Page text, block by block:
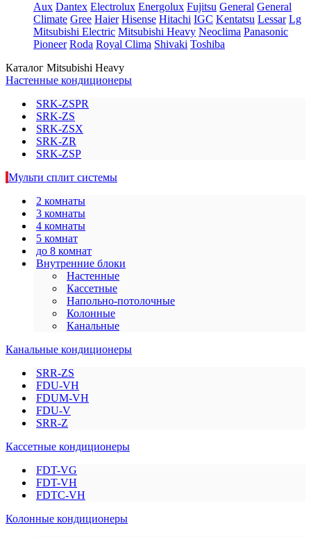
Aux Dantex Electrolux Energolux Fujitsu General General
Climate Gree Haier Hisense Hitachi IGC Kentatsu Lessar Lg
Mitsubishi Electric Mitsubishi Heavy Neoclima Panasonic
Pioneer Roda Royal Clima Shivaki Toshiba
Каталог Mitsubishi Heavy
Настенные кондиционеры
SRK-ZSPR
SRK-ZS
SRK-ZSX
SRK-ZR
SRK-ZSP
Мульти сплит системы
2 комнаты
3 комнаты
4 комнаты
5 комнат
до 8 комнат
Внутренние блоки
Настенные
Кассетные
Напольно-потолочные
Колонные
Канальные
Канальные кондиционеры
SRR-ZS
FDU-VH
FDUM-VH
FDU-V
SRR-Z
Кассетные кондиционеры
FDT-VG
FDT-VH
FDTC-VH
Колонные кондиционеры